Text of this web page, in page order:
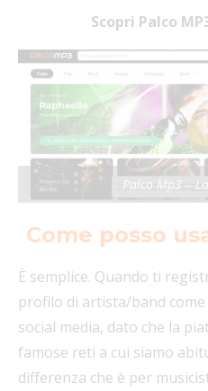
Scopri Palco
Palco Mp3 –
Come posso
È semplice. Quando ti
profilo di artista/band
social media, dato che la
famose reti a cui siamo
differenza che è per